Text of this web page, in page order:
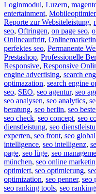
Loginmodul, Luzern,
entertainment,
Reporte zur Websiteleistung,
seo, Oftringen, on page seo,
Onlineauftritt,
perfektes seo, Permanente
Prestashop, Professionelle
Responsive, Responsive
engine advertising, search
optimazation, search engine
seo, SEO, seo agentur, seo
seo analysen, seo analytics,
beratung, seo berlin, seo
seo check, seo concept, seo
dienstleistung, seo
experten, seo front, seo global
intelligence, seo intelligenz,
page, seo lüge, seo
münchen, seo online
optimiert, seo optimierung,
optimization, seo penner, seo
seo ranking tools, seo